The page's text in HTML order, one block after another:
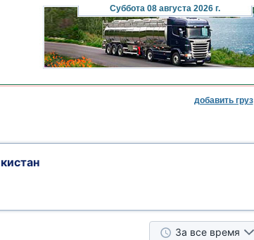
Суббота08 августа 2026 г.
добавить груз
За все время